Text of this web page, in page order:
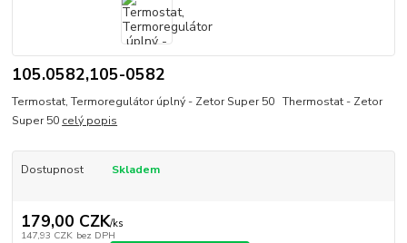
105.0582,105-0582
Termostat, Termoregulátor úplný - Zetor Super 50 Thermostat - Zetor
Super 50 celý popis
Dostupnost Skladem
179,00 CZK/ks
147,93 CZK bez DPH